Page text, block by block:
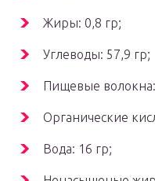
Жиры: 0,8 гр;
Углеводы: 57,9 гр;
Пищевые волокна:
Органические
Вода: 16 гр;